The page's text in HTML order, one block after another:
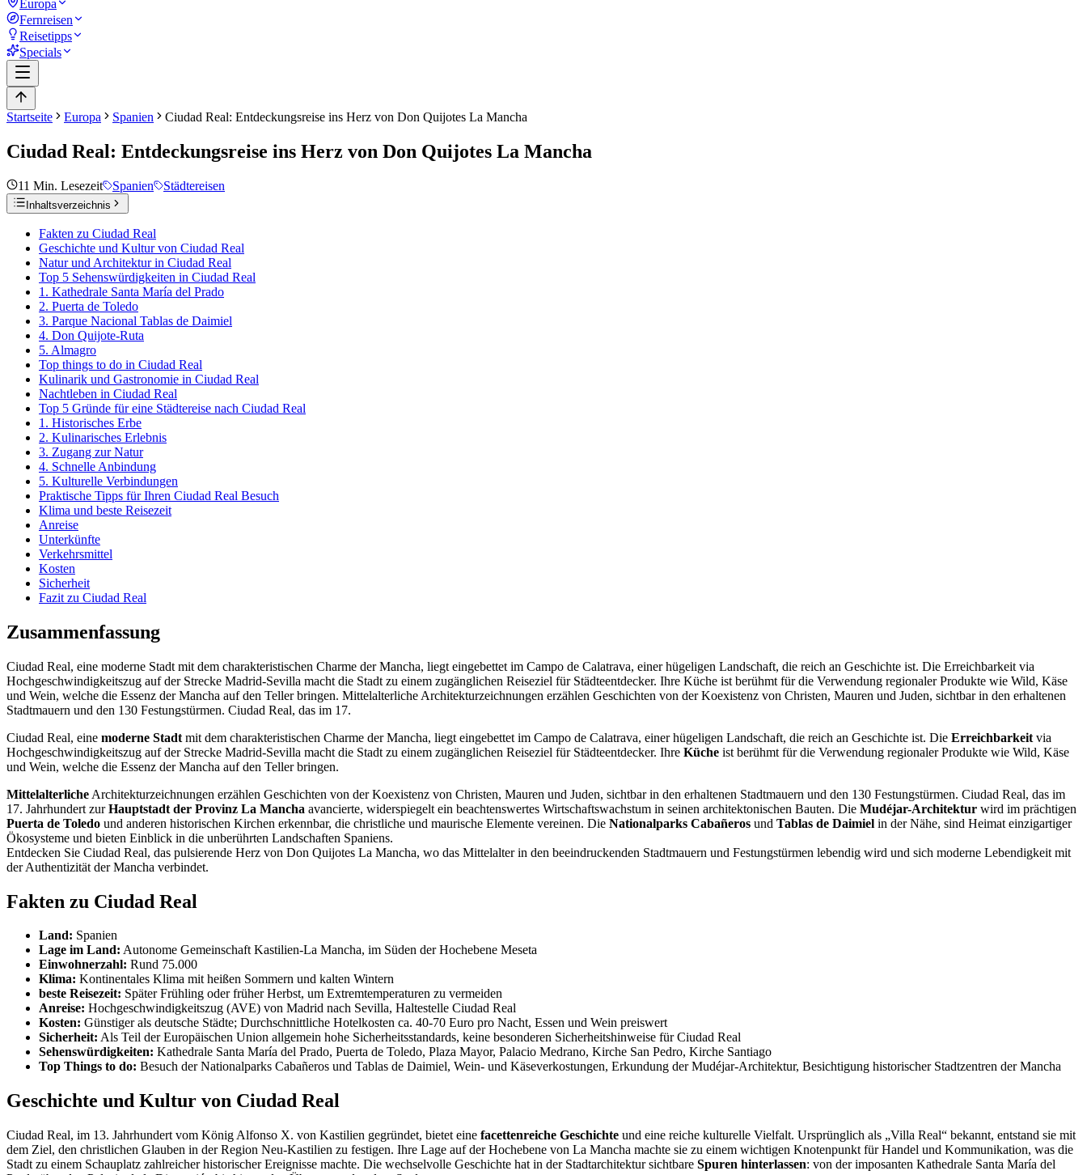
Europa
Fernreisen
Reisetipps
Specials
Startseite Europa Spanien Ciudad Real: Entdeckungsreise ins Herz von Don Quijotes La Mancha
Ciudad Real: Entdeckungsreise ins Herz von Don Quijotes La Mancha
11 Min. Lesezeit Spanien Städtereisen
Inhaltsverzeichnis
Fakten zu Ciudad Real
Geschichte und Kultur von Ciudad Real
Natur und Architektur in Ciudad Real
Top 5 Sehenswürdigkeiten in Ciudad Real
1. Kathedrale Santa María del Prado
2. Puerta de Toledo
3. Parque Nacional Tablas de Daimiel
4. Don Quijote-Ruta
5. Almagro
Top things to do in Ciudad Real
Kulinarik und Gastronomie in Ciudad Real
Nachtleben in Ciudad Real
Top 5 Gründe für eine Städtereise nach Ciudad Real
1. Historisches Erbe
2. Kulinarisches Erlebnis
3. Zugang zur Natur
4. Schnelle Anbindung
5. Kulturelle Verbindungen
Praktische Tipps für Ihren Ciudad Real Besuch
Klima und beste Reisezeit
Anreise
Unterkünfte
Verkehrsmittel
Kosten
Sicherheit
Fazit zu Ciudad Real
Zusammenfassung
Ciudad Real, eine moderne Stadt mit dem charakteristischen Charme der Mancha, liegt eingebettet im Campo de Calatrava, einer hügeligen Landschaft, die reich an Geschichte ist. Die Erreichbarkeit via
Hochgeschwindigkeitszug auf der Strecke Madrid-Sevilla macht die Stadt zu einem zugänglichen Reiseziel für Städteentdecker. Ihre Küche ist berühmt für die Verwendung regionaler Produkte wie Wild, Käse
und Wein, welche die Essenz der Mancha auf den Teller bringen. Mittelalterliche Architekturzeichnungen erzählen Geschichten von der Koexistenz von Christen, Mauren und Juden, sichtbar in den erhaltenen
Stadtmauern und den 130 Festungstürmen. Ciudad Real, das im 17.
Ciudad Real, eine moderne Stadt mit dem charakteristischen Charme der Mancha, liegt eingebettet im Campo de Calatrava, einer hügeligen Landschaft, die reich an Geschichte ist. Die Erreichbarkeit via
Hochgeschwindigkeitszug auf der Strecke Madrid-Sevilla macht die Stadt zu einem zugänglichen Reiseziel für Städteentdecker. Ihre Küche ist berühmt für die Verwendung regionaler Produkte wie Wild, Käse
und Wein, welche die Essenz der Mancha auf den Teller bringen.
Mittelalterliche Architekturzeichnungen erzählen Geschichten von der Koexistenz von Christen, Mauren und Juden, sichtbar in den erhaltenen Stadtmauern und den 130 Festungstürmen. Ciudad Real, das im
17. Jahrhundert zurHauptstadt der Provinz La Mancha avancierte, widerspiegelt ein beachtenswertes Wirtschaftswachstum in seinen architektonischen Bauten. Die Mudéjar-Architektur wird im prächtigen
Puerta de Toledo und anderen historischen Kirchen erkennbar, die christliche und maurische Elemente vereinen. Die Nationalparks Cabañeros und Tablas de Daimiel in der Nähe, sind Heimat einzigartiger
Ökosysteme und bieten Einblick in die unberührten Landschaften Spaniens.
Entdecken Sie Ciudad Real, das pulsierende Herz von Don Quijotes La Mancha, wo das Mittelalter in den beeindruckenden Stadtmauern und Festungstürmen lebendig wird und sich moderne Lebendigkeit mit
der Authentizität der Mancha verbindet.
Fakten zu Ciudad Real
Land: Spanien
Lage im Land: Autonome Gemeinschaft Kastilien-La Mancha, im Süden der Hochebene Meseta
Einwohnerzahl: Rund 75.000
Klima: Kontinentales Klima mit heißen Sommern und kalten Wintern
beste Reisezeit: Später Frühling oder früher Herbst, um Extremtemperaturen zu vermeiden
Anreise: Hochgeschwindigkeitszug (AVE) von Madrid nach Sevilla, Haltestelle Ciudad Real
Kosten: Günstiger als deutsche Städte; Durchschnittliche Hotelkosten ca. 40-70 Euro pro Nacht, Essen und Wein preiswert
Sicherheit: Als Teil der Europäischen Union allgemein hohe Sicherheitsstandards, keine besonderen Sicherheitshinweise für Ciudad Real
Sehenswürdigkeiten: Kathedrale Santa María del Prado, Puerta de Toledo, Plaza Mayor, Palacio Medrano, Kirche San Pedro, Kirche Santiago
Top Things to do: Besuch der Nationalparks Cabañeros und Tablas de Daimiel, Wein- und Käseverkostungen, Erkundung der Mudéjar-Architektur, Besichtigung historischer Stadtzentren der Mancha
Geschichte und Kultur von Ciudad Real
Ciudad Real, im 13. Jahrhundert vom König Alfonso X. von Kastilien gegründet, bietet eine facettenreiche Geschichte und eine reiche kulturelle Vielfalt. Ursprünglich als „Villa Real“ bekannt, entstand sie mit
dem Ziel, den christlichen Glauben in der Region Neu-Kastilien zu festigen. Ihre Lage auf der Hochebene von La Mancha machte sie zu einem wichtigen Knotenpunkt für Handel und Kommunikation, was die
Stadt zu einem Schauplatz zahlreicher historischer Ereignisse machte. Die wechselvolle Geschichte hat in der Stadtarchitektur sichtbare Spuren hinterlassen: von der imposanten Kathedrale Santa María del